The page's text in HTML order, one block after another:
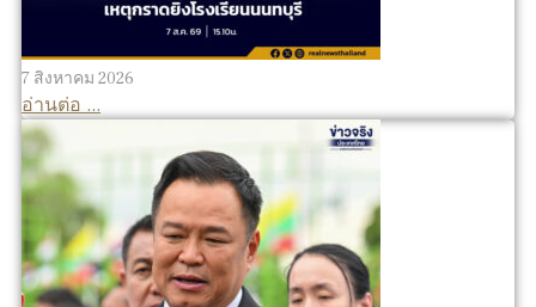
7 สิงหาคม 2026
อ่านต่อ ...